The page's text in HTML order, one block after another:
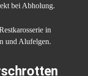
bei Abholung.
in
und Alufelgen.